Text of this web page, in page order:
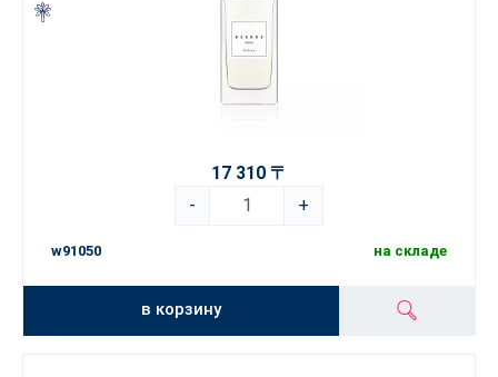
17 310 〒
-
+
w91050 на складе
в корзину